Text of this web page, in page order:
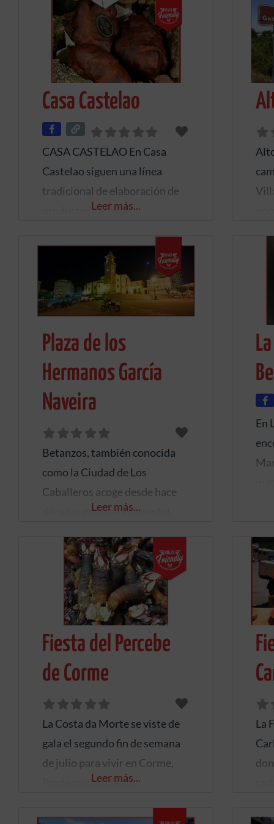
Casa Castelao
CASA CASTELAO En Casa
Castelao siguen una línea
tradicional de elaboración de
productos cárnicos
que pretendemos desde Casa
Castelao es poner en valor
todo el trabajo y sacrificio de
nuestros antepasados
hagan sentir orgullosos.
Apuestan por mantener un
artesanal posible y no
sacrificar su calidad que
Leer más...
Plaza de los
Hermanos García
Naveira
Betanzos, también conocida
como la Ciudad de Los
Caballeros acoge desde hace
décadas en su monumental
Naveira a cientos de
motoristas de la zona que
antes ó después de sus rutas se
concentran en ésta bella plaza
donde lo habitual es compartir
charla y refrigerio con los
compañeros después de una
Leer más...
En
en
y
en
Fiesta del Percebe
de Corme
La Costa da Morte se viste de
gala el segundo fin de semana
de julio para vivir en Corme,
Ponteceso, su fiesta
Leer más...
La